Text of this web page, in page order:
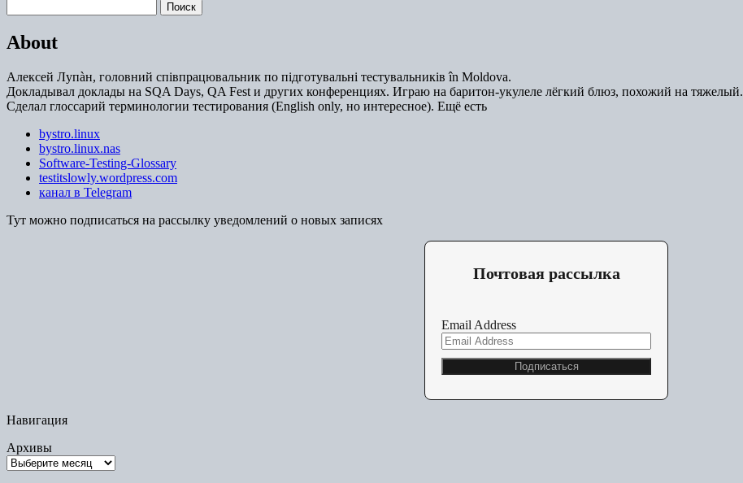
About
Алексей Лупàн, головний спiвпрацювальник по підготувальні тестувальників în Moldova.
Докладывал доклады на SQA Days, QA Fest и других конференциях. Играю на баритон-укулеле лёгкий блюз, похожий на тяжелый.
Сделал глоссарий терминологии тестирования (English only, но интересное). Ещё есть
bystro.linux
bystro.linux.nas
Software-Testing-Glossary
testitslowly.wordpress.com
канал в Telegram
Тут можно подписаться на рассылку уведомлений о новых записях
Почтовая рассылка
Email Address
Навигация
Архивы